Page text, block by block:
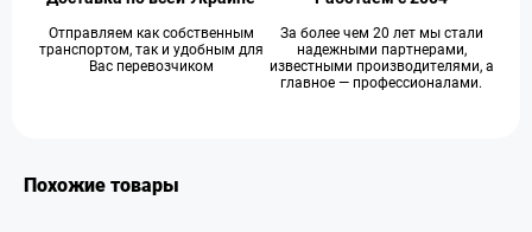
Отправляем как собственным
транспортом, так и удобным для
Вас перевозчиком
За более чем 20 лет мы стали
надежными партнерами,
известными производителями, а
главное — профессионалами.
Похожие товары